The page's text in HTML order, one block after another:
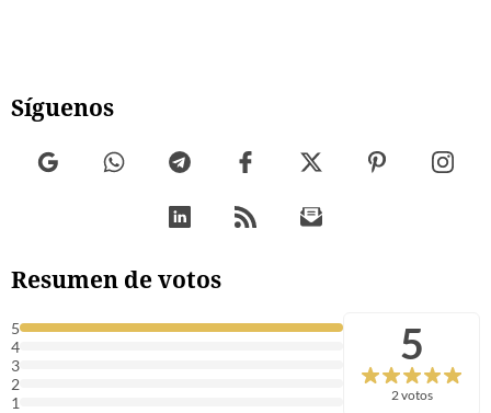
Síguenos
Resumen de votos
5
4
3
2
1
5
2 votos